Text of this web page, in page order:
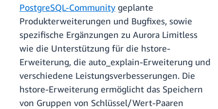
PostgreSQL-Community geplante
Produkterweiterungen und Bugfixes, sowie
spezifische Ergänzungen zu Aurora Limitless
wie die Unterstützung für die hstore-
Erweiterung, die auto_explain-Erweiterung und
verschiedene Leistungsverbesserungen. Die
hstore-Erweiterung ermöglicht das Speichern
von Gruppen von Schlüssel/Wert-Paaren